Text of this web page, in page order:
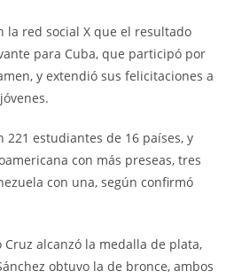
la red social X que el resultado
para Cuba, que participó por
y extendió sus felicitaciones a
221 estudiantes de 16 países, y
con más preseas, tres
con una, según confirmó
alcanzó la medalla de plata,
obtuvo la de bronce, ambos